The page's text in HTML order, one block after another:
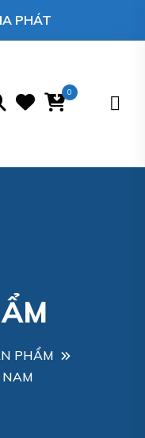
PHÁT
0
PHẨM
NAM